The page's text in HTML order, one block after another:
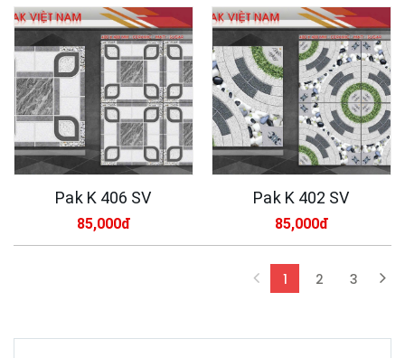
Pak K 406 SV
85,000đ
Pak K 402 SV
85,000đ
1(current)
2 3